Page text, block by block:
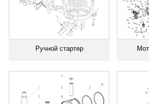
Ручной стартер